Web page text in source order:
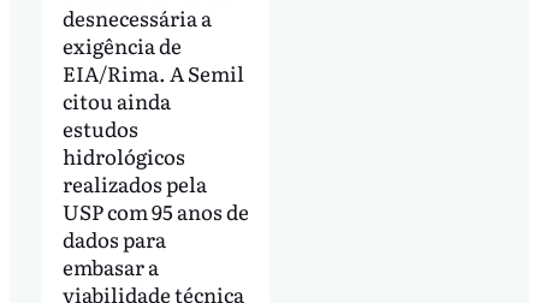
desnecessária a
exigência de
EIA/Rima. A Semil
citou ainda
estudos
hidrológicos
realizados pela
USP com 95 anos de
dados para
embasar a
viabilidade técnica